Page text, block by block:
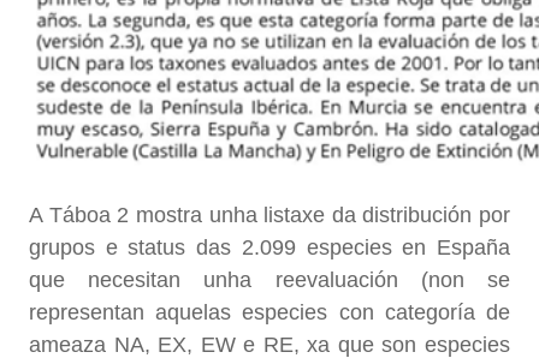
A Táboa 2 mostra unha listaxe da distribución por
grupos e status das 2.099 especies en España
que necesitan unha reevaluación (non se
representan aquelas especies con categoría de
ameaza NA, EX, EW e RE, xa que son especies